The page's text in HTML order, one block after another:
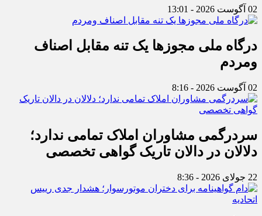
02 آگوست 2026 - 13:01
درگاه ملی مجوزها یک تنه مقابل اصناف
ومردم
02 آگوست 2026 - 8:16
سردرگمی مشاوران املاک تمامی ندارد؛
دلالان در دالان تاریک گواهی تخصصی
22 جولای 2026 - 8:36